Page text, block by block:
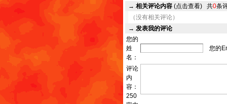
→ 相关评论内容 (点击查看) 共0条
（没有相关评论）
→ 发表我的评论
您的
姓
名：
您的
评论
内
容：
250